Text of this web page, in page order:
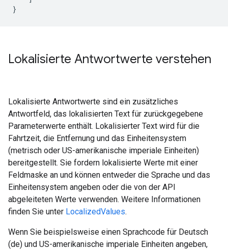
}
Lokalisierte Antwortwerte verstehen
Lokalisierte Antwortwerte sind ein zusätzliches
Antwortfeld, das lokalisierten Text für zurückgegebene
Parameterwerte enthält. Lokalisierter Text wird für die
Fahrtzeit, die Entfernung und das Einheitensystem
(metrisch oder US-amerikanische imperiale Einheiten)
bereitgestellt. Sie fordern lokalisierte Werte mit einer
Feldmaske an und können entweder die Sprache und das
Einheitensystem angeben oder die von der API
abgeleiteten Werte verwenden. Weitere Informationen
finden Sie unter LocalizedValues.
Wenn Sie beispielsweise einen Sprachcode für Deutsch
(de) und US-amerikanische imperiale Einheiten angeben,